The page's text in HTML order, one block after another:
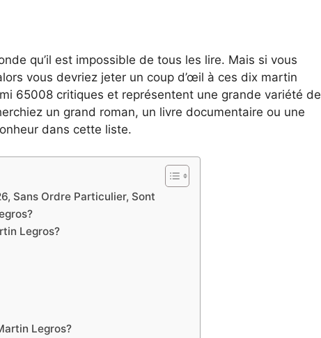
qu’il est impossible de tous les lire. Mais si vous
vous devriez jeter un coup d’œil à ces dix martin
65008 critiques et représentent une grande variété de
un grand roman, un livre documentaire ou une
dans cette liste.
Sans Ordre Particulier, Sont
Legros?
Legros?